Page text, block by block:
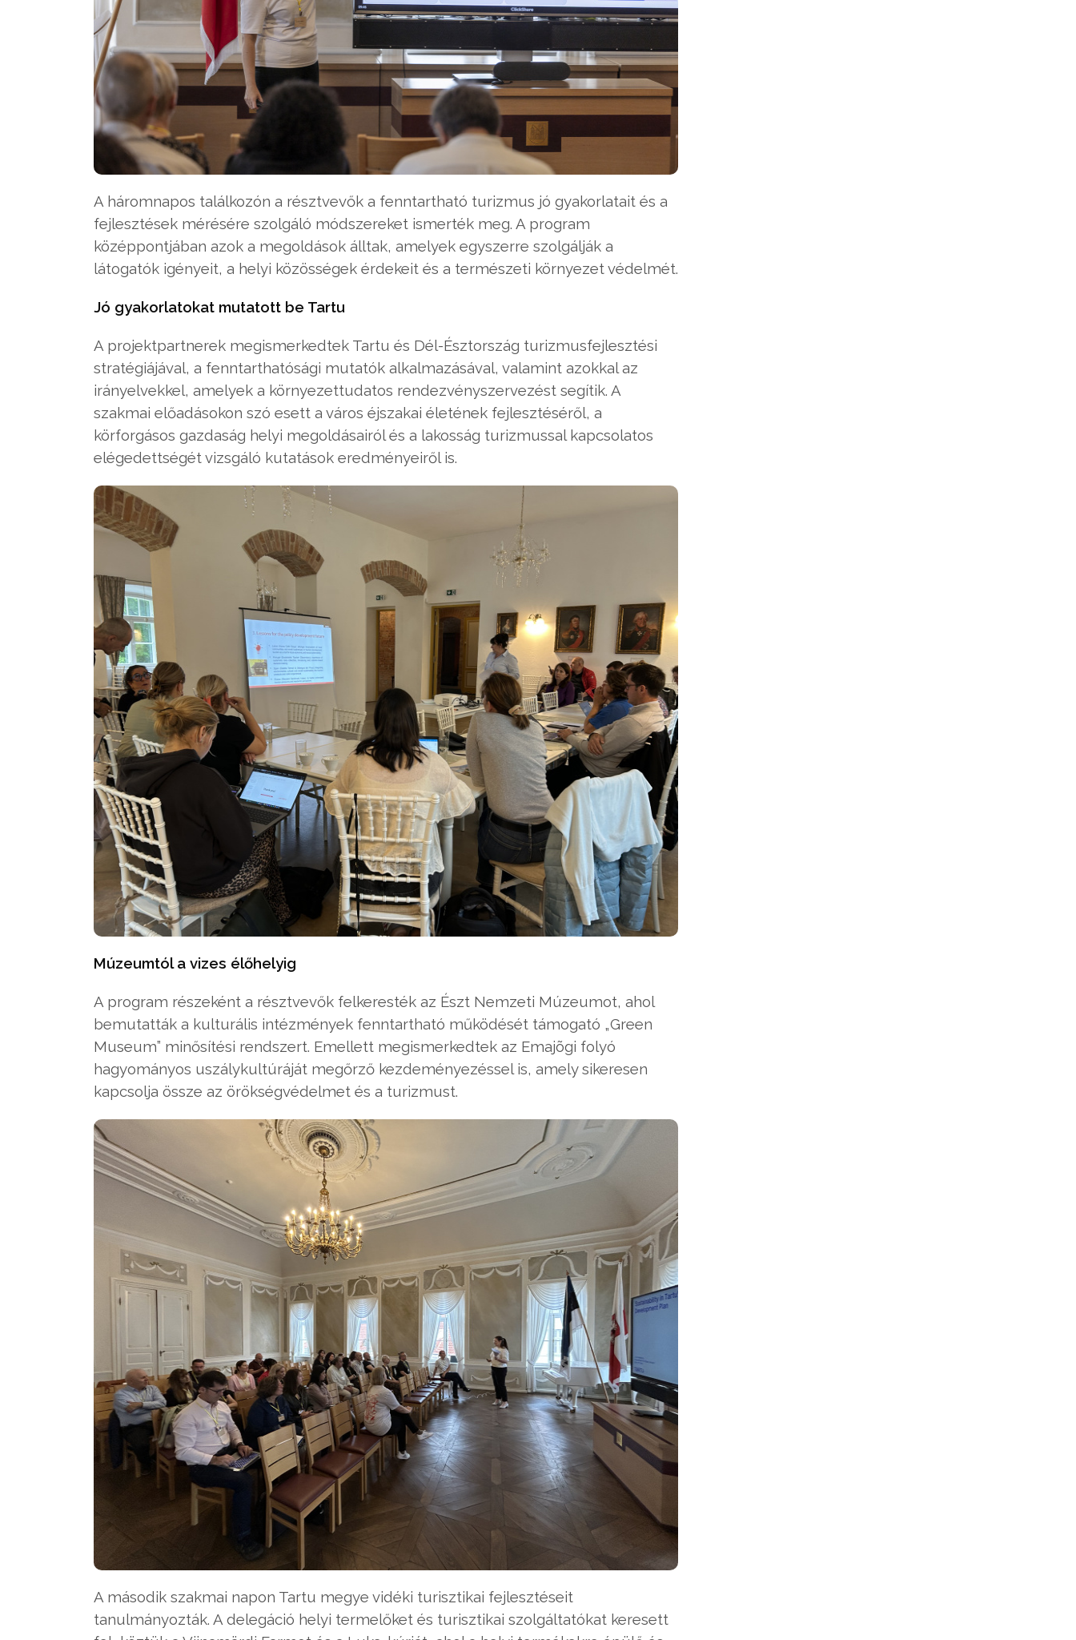
A háromnapos találkozón a résztvevők a fenntartható turizmus jó gyakorlatait és a
fejlesztések mérésére szolgáló módszereket ismerték meg. A program
középpontjában azok a megoldások álltak, amelyek egyszerre szolgálják a
látogatók igényeit, a helyi közösségek érdekeit és a természeti környezet védelmét.
Jó gyakorlatokat mutatott be Tartu
A projektpartnerek megismerkedtek Tartu és Dél-Észtország turizmusfejlesztési
stratégiájával, a fenntarthatósági mutatók alkalmazásával, valamint azokkal az
irányelvekkel, amelyek a környezettudatos rendezvényszervezést segítik. A
szakmai előadásokon szó esett a város éjszakai életének fejlesztéséről, a
körforgásos gazdaság helyi megoldásairól és a lakosság turizmussal kapcsolatos
elégedettségét vizsgáló kutatások eredményeiről is.
Múzeumtól a vizes élőhelyig
A program részeként a résztvevők felkeresték az Észt Nemzeti Múzeumot, ahol
bemutatták a kulturális intézmények fenntartható működését támogató „Green
Museum” minősítési rendszert. Emellett megismerkedtek az Emajõgi folyó
hagyományos uszálykultúráját megőrző kezdeményezéssel is, amely sikeresen
kapcsolja össze az örökségvédelmet és a turizmust.
A második szakmai napon Tartu megye vidéki turisztikai fejlesztéseit
tanulmányozták. A delegáció helyi termelőket és turisztikai szolgáltatókat keresett